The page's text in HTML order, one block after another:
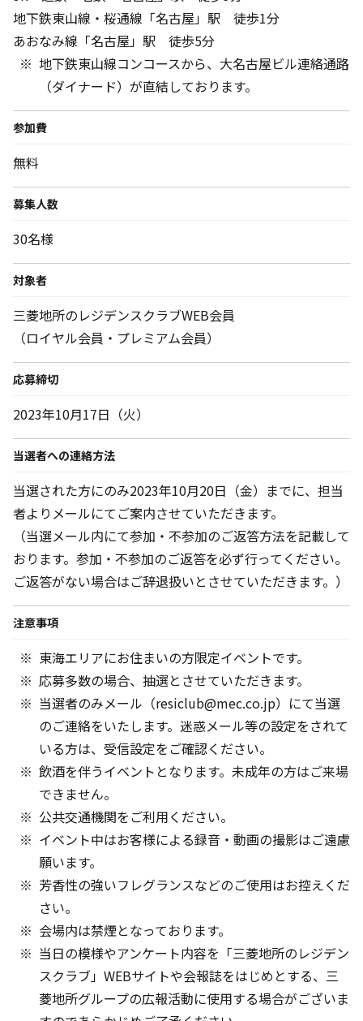
地下鉄東山線・桜通線「名古屋」駅 徒歩1分
あおなみ線「名古屋」駅 徒歩5分
地下鉄東山線コンコースから、大名古屋ビル連絡通路
（ダイナード）が直結しております。
参加費
無料
募集人数
30名様
対象者
三菱地所のレジデンスクラブWEB会員
（ロイヤル会員・プレミアム会員）
応募締切
2023年10月17日（火）
当選者への連絡方法
当選された方にのみ2023年10月20日（金）までに、担当
者よりメールにてご案内させていただきます。
（当選メール内にて参加・不参加のご返答方法を記載して
おります。参加・不参加のご返答を必ず行ってください。
ご返答がない場合はご辞退扱いとさせていただきます。）
注意事項
東海エリアにお住まいの方限定イベントです。
応募多数の場合、抽選とさせていただきます。
当選者のみメール（resiclub@mec.co.jp）にて当選
のご連絡をいたします。迷惑メール等の設定をされて
いる方は、受信設定をご確認ください。
飲酒を伴うイベントとなります。未成年の方はご来場
できません。
公共交通機関をご利用ください。
イベント中はお客様による録音・動画の撮影はご遠慮
願います。
芳香性の強いフレグランスなどのご使用はお控えくだ
さい。
会場内は禁煙となっております。
当日の模様やアンケート内容を「三菱地所のレジデン
スクラブ」WEBサイトや会報誌をはじめとする、三
菱地所グループの広報活動に使用する場合がございま